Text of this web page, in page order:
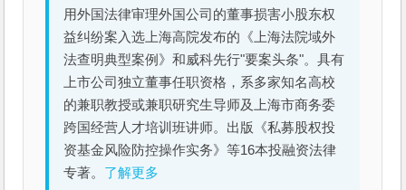
用外国法律审理外国公司的董事损害小股东权
益纠纷案入选上海高院发布的《上海法院域外
法查明典型案例》和威科先行"要案头条"。具有
上市公司独立董事任职资格，系多家知名高校
的兼职教授或兼职研究生导师及上海市商务委
跨国经营人才培训班讲师。出版《私募股权投
资基金风险防控操作实务》等16本投融资法律
专著。 了解更多